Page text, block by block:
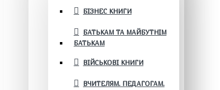
БІЗНЕС КНИГИ
БАТЬКАМ ТА МАЙБУТНІМ
БАТЬКАМ
ВІЙСЬКОВІ КНИГИ
ВЧИТЕЛЯМ. ПЕДАГОГАМ.